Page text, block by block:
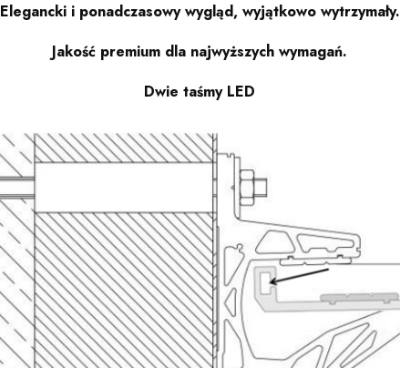
Elegancki i ponadczasowy wygląd, wyjątkowo wytrzymały.
Jakość premium dla najwyższych wymagań.
Dwie taśmy LED